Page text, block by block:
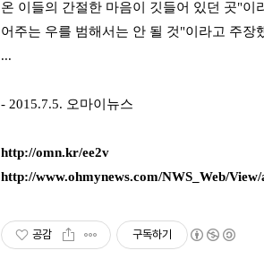
온 이들의 간절한 마음이 깃들어 있던 곳"
어주는 우를 범해서는 안 될 것"이라고 주장
...
- 2015.7.5. 오마이뉴스
http://omn.kr/ee2v
http://www.ohmynews.com/NWS_Web/
공감 구독하기